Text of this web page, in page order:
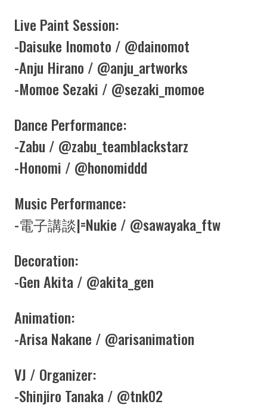
Live Paint Session:
-Daisuke Inomoto / @dainomot
-Anju Hirano / @anju_artworks
-Momoe Sezaki / @sezaki_momoe
Dance Performance:
-Zabu / @zabu_teamblackstarz
-Honomi / @honomiddd
Music Performance:
-電子講談|=Nukie / @sawayaka_ftw
Decoration:
-Gen Akita / @akita_gen
Animation:
-Arisa Nakane / @arisanimation
VJ / Organizer:
-Shinjiro Tanaka / @tnk02